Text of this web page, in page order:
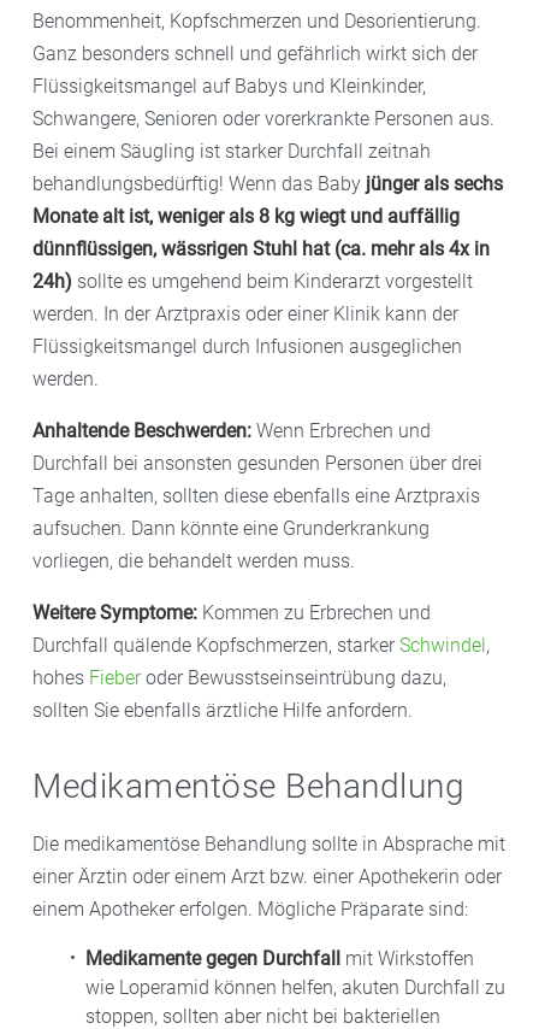
Benommenheit, Kopfschmerzen und Desorientierung.
Ganz besonders schnell und gefährlich wirkt sich der
Flüssigkeitsmangel auf Babys und Kleinkinder,
Schwangere, Senioren oder vorerkrankte Personen aus.
Bei einem Säugling ist starker Durchfall zeitnah
behandlungsbedürftig! Wenn das Baby jünger als sechs
Monate alt ist, weniger als 8 kg wiegt und auffällig
dünnflüssigen, wässrigen Stuhl hat (ca. mehr als 4x in
24h) sollte es umgehend beim Kinderarzt vorgestellt
werden. In der Arztpraxis oder einer Klinik kann der
Flüssigkeitsmangel durch Infusionen ausgeglichen
werden.
Anhaltende Beschwerden: Wenn Erbrechen und
Durchfall bei ansonsten gesunden Personen über drei
Tage anhalten, sollten diese ebenfalls eine Arztpraxis
aufsuchen. Dann könnte eine Grunderkrankung
vorliegen, die behandelt werden muss.
Weitere Symptome: Kommen zu Erbrechen und
Durchfall quälende Kopfschmerzen, starker Schwindel,
hohes Fieberoder Bewusstseinseintrübung dazu,
sollten Sie ebenfalls ärztliche Hilfe anfordern.
Medikamentöse Behandlung
Die medikamentöse Behandlung sollte in Absprache mit
einer Ärztin oder einem Arzt bzw. einer Apothekerin oder
einem Apotheker erfolgen. Mögliche Präparate sind:
Medikamente gegen Durchfall mit Wirkstoffen
wie Loperamid können helfen, akuten Durchfall zu
stoppen, sollten aber nicht bei bakteriellen